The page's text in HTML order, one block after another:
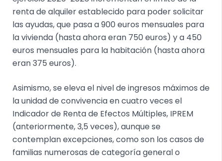
renta de alquiler establecido para poder solicitar
las ayudas, que pasa a 900 euros mensuales para
la vivienda (hasta ahora eran 750 euros) y a 450
euros mensuales para la habitación (hasta ahora
eran 375 euros).
Asimismo, se eleva el nivel de ingresos máximos de
la unidad de convivencia en cuatro veces el
Indicador de Renta de Efectos Múltiples, IPREM
(anteriormente, 3,5 veces), aunque se
contemplan excepciones, como son los casos de
familias numerosas de categoría general o